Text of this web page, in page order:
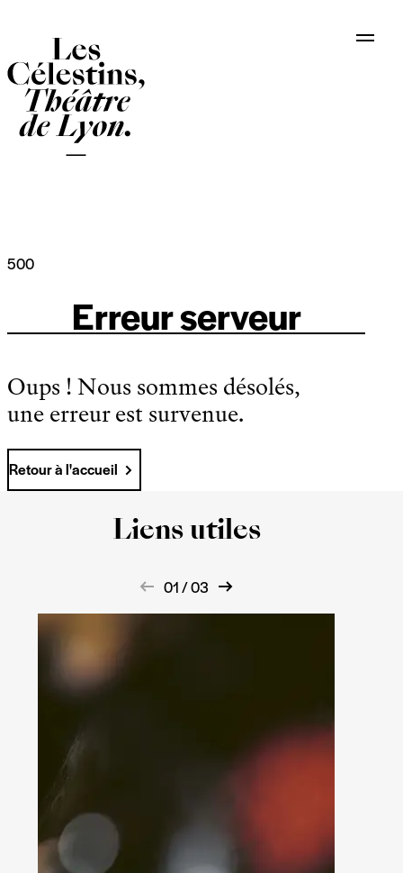
500
Erreur serveur
Oups ! Nous sommes désolés,
une erreur est survenue.
Retour à l'accueil
Liens utiles
01 / 03